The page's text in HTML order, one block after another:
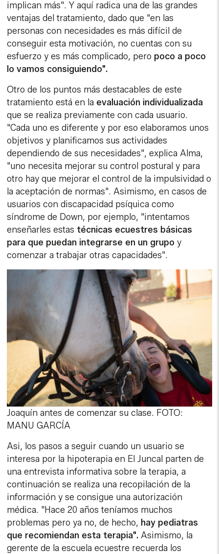
implican más". Y aquí radica una de las grandes
ventajas del tratamiento, dado que "en las
personas con necesidades es más difícil de
conseguir esta motivación, no cuentas con su
esfuerzo y es más complicado, pero poco a poco
lo vamos consiguiendo".
Otro de los puntos más destacables de este
tratamiento está en la evaluación individualizada
que se realiza previamente con cada usuario.
"Cada uno es diferente y por eso elaboramos unos
objetivos y planificamos sus actividades
dependiendo de sus necesidades", explica Alma,
"uno necesita mejorar su control postural y para
otro hay que mejorar el control de la impulsividad o
la aceptación de normas". Asimismo, en casos de
usuarios con discapacidad psíquica como
síndrome de Down, por ejemplo, "intentamos
enseñarles estas técnicas ecuestres básicas
para que puedan integrarse en un grupo y
comenzar a trabajar otras capacidades".
Joaquín antes de comenzar su clase. FOTO:
MANU GARCÍA
Asi, los pasos a seguir cuando un usuario se
interesa por la hipoterapia en El Juncal parten de
una entrevista informativa sobre la terapia, a
continuación se realiza una recopilación de la
información y se consigue una autorización
médica. "Hace 20 años teníamos muchos
problemas pero ya no, de hecho, hay pediatras
que recomiendan esta terapia".Asimismo, la
gerente de la escuela ecuestre recuerda los